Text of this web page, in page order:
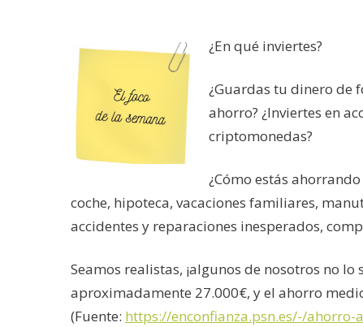
¿En qué inviertes?
¿Guardas tu dinero de
ahorro? ¿Inviertes en
criptomonedas?
¿Cómo estás
coche, hipoteca, vacaciones familiares,
accidentes y reparaciones inesperados,
Seamos realistas, ¡algunos de nosotros no
aproximadamente 27.000€, y el ahorro
(Fuente: https://enconfianza.psn.es/-/ahorro-